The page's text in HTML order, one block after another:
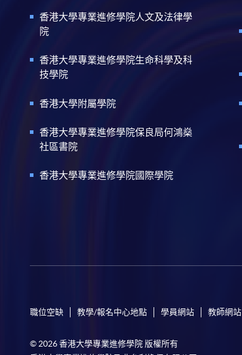
香港大學專業進修學院人文及法律學
院
香港大學專業進修學院生命科學及科
技學院
香港大學附屬學院
香港大學專業進修學院保良局何鴻燊
社區書院
香港大學專業進修學院國際學院
職位空缺 教學/報名中心地點 學員網站 教師網站
© 2026 香港大學專業進修學院 版權所有